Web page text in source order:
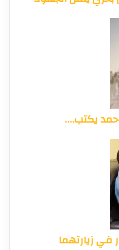
يكتب….
في زيارتهما